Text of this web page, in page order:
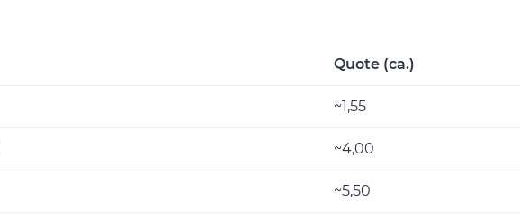
Quote (ca.)
~1,55
~4,00
~5,50